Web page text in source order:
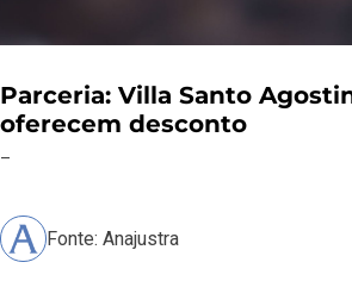
Parceria: Villa Santo
oferecem desconto
–
Fonte: Anajustra